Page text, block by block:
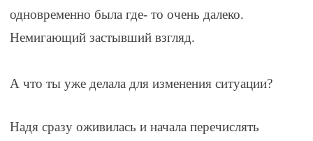
одновременно была где- то очень далеко.
Немигающий застывший взгляд.
А что ты уже делала для изменения ситуации?
Надя сразу оживилась и начала перечислять